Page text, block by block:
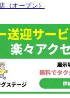
（オープン）